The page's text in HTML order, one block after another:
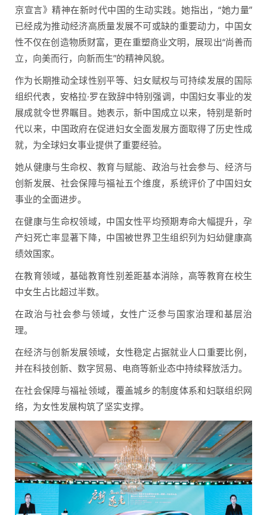
京宣言》精神在新时代中国的生动实践。她指出，“她力量”
已经成为推动经济高质量发展不可或缺的重要动力，中国女
性不仅在创造物质财富，更在重塑商业文明，展现出“尚善而
立，向美而行，向新而生”的精神风貌。
作为长期推动全球性别平等、妇女赋权与可持续发展的国际
组织代表，安格拉·罗在致辞中特别强调，中国妇女事业的发
展成就令世界瞩目。她表示，新中国成立以来，特别是新时
代以来，中国政府在促进妇女全面发展方面取得了历史性成
就，为全球妇女事业提供了重要经验。
她从健康与生命权、教育与赋能、政治与社会参与、经济与
创新发展、社会保障与福祉五个维度，系统评价了中国妇女
事业的全面进步。
在健康与生命权领域，中国女性平均预期寿命大幅提升，孕
产妇死亡率显著下降，中国被世界卫生组织列为妇幼健康高
绩效国家。
在教育领域，基础教育性别差距基本消除，高等教育在校生
中女生占比超过半数。
在政治与社会参与领域，女性广泛参与国家治理和基层治
理。
在经济与创新发展领域，女性稳定占据就业人口重要比例，
并在科技创新、数字贸易、电商等新业态中持续释放活力。
在社会保障与福祉领域，覆盖城乡的制度体系和妇联组织网
络，为女性发展构筑了坚实支撑。